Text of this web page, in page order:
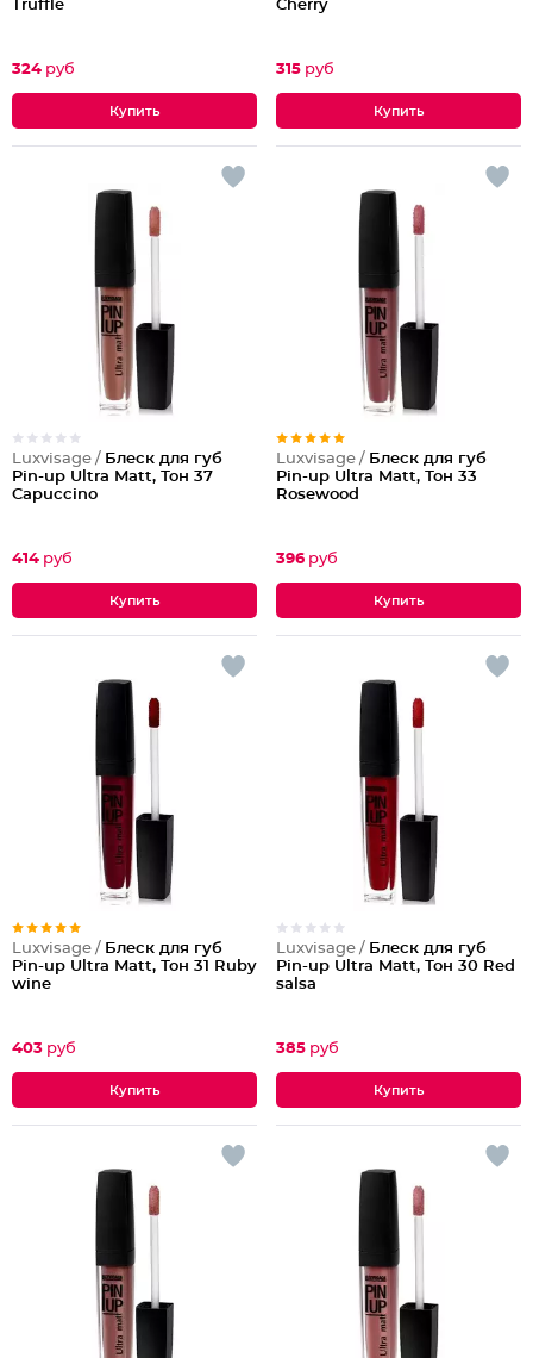
Truffle
324 руб
Cherry
315 руб
Luxvisage / Блеск для губ
Pin-up Ultra Matt, Тон 37
Capuccino
414 руб
Luxvisage / Блеск для губ
Pin-up Ultra Matt, Тон 33
Rosewood
396 руб
Luxvisage / Блеск для губ
Pin-up Ultra Matt, Тон 31 Ruby
wine
403 руб
Luxvisage / Блеск для губ
Pin-up Ultra Matt, Тон 30 Red
salsa
385 руб